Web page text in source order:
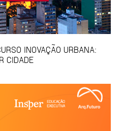
INOVAÇÃO URBANA:
CIDADE